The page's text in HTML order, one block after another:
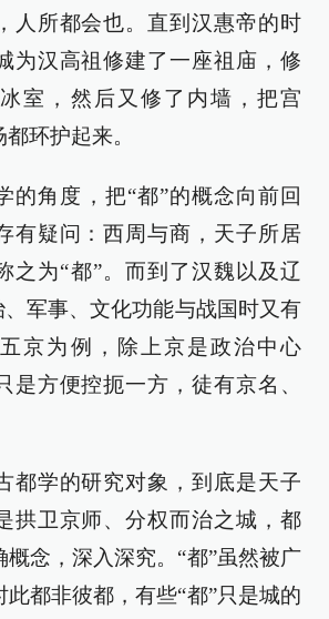
人所都会也。直到汉惠帝的时
为汉高祖修建了一座祖庙，修
室，然后又修了内墙，把宫
环护起来。
的角度，把“都”的概念向前回
有疑问：西周与商，天子所居
之为“都”。而到了汉魏以及辽
、军事、文化功能与战国时又有
京为例，除上京是政治中心
是方便控扼一方，徒有京名、
都学的研究对象，到底是天子
拱卫京师、分权而治之城，都
概念，深入深究。“都”虽然被广
都非彼都，有些“都”只是城的